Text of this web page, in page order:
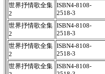
世界抒情歌全集
2
ISBN4-8108-
2518-3
世界抒情歌全集
2
ISBN4-8108-
2518-3
世界抒情歌全集
2
ISBN4-8108-
2518-3
世界抒情歌全集 ISBN4-8108-